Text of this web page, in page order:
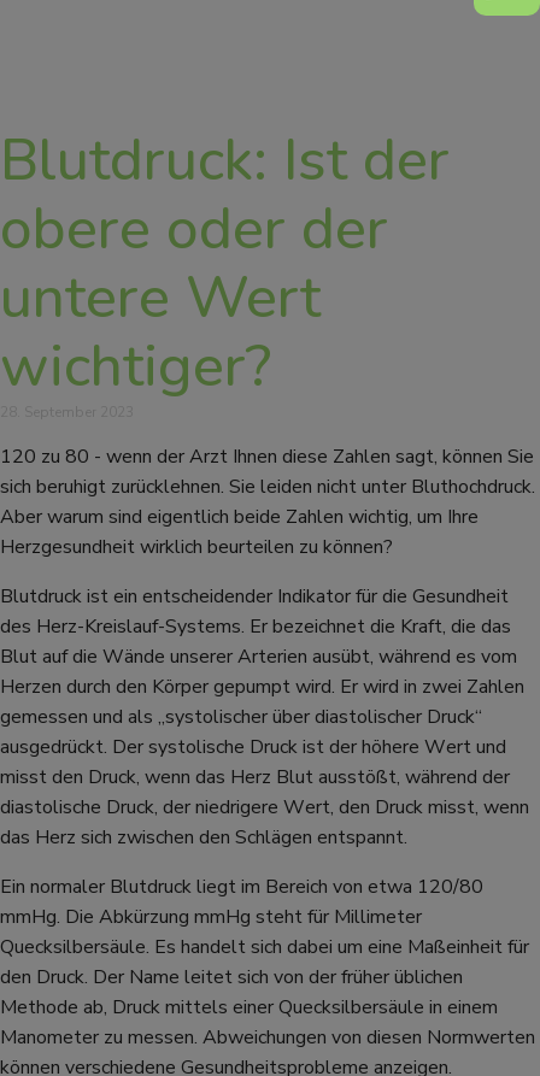
Blutdruck: Ist der
obere oder der
untere Wert
wichtiger?
120 zu 80 - wenn der Arzt Ihnen diese Zahlen sagt, können Sie
sich beruhigt zurücklehnen. Sie leiden nicht unter Bluthochdruck.
Aber warum sind eigentlich beide Zahlen wichtig, um Ihre
Herzgesundheit wirklich beurteilen zu können?
Blutdruck ist ein entscheidender Indikator für die Gesundheit
des Herz-Kreislauf-Systems. Er bezeichnet die Kraft, die das
Blut auf die Wände unserer Arterien ausübt, während es vom
Herzen durch den Körper gepumpt wird. Er wird in zwei Zahlen
gemessen und als „systolischer über diastolischer Druck“
ausgedrückt. Der systolische Druck ist der höhere Wert und
misst den Druck, wenn das Herz Blut ausstößt, während der
diastolische Druck, der niedrigere Wert, den Druck misst, wenn
das Herz sich zwischen den Schlägen entspannt.
Ein normaler Blutdruck liegt im Bereich von etwa 120/80
mmHg. Die Abkürzung mmHg steht für Millimeter
Quecksilbersäule. Es handelt sich dabei um eine Maßeinheit für
den Druck. Der Name leitet sich von der früher üblichen
Methode ab, Druck mittels einer Quecksilbersäule in einem
Manometer zu messen. Abweichungen von diesen Normwerten
können verschiedene Gesundheitsprobleme anzeigen.